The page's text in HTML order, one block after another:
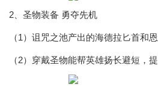
2、圣物装备 勇夺先机
（1）诅咒之池产出的海德拉匕首和
（2）穿戴圣物能帮英雄扬长避短，